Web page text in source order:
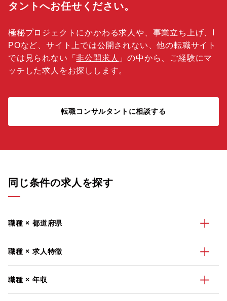
タントへお任せください。
極秘プロジェクトにかかわる求人や、事業立ち上げ、I
POなど、サイト上では公開されない、他の転職サイト
では見られない「非公開求人 」の中から、ご経験にマ
ッチした求人をお探しします。
転職コンサルタントに相談する
同じ条件の求人を探す
職種 × 都道府県
職種 × 求人特徴
職種 × 年収